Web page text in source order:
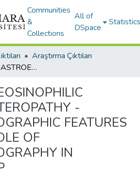
Communities
&
Collections
All of
DSpace
Statistics
Araştırma Çıktıları
EOSINOPHILIC GASTROENTEROPATHY - ULTRASONOGRAPHIC FEATURES AND THE ROLE OF ULTRASONOGRAPHY IN FOLLOW-UP
-
FEATURES
OF
IN